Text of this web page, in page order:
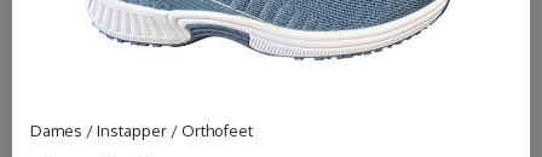
Instapper
Dames / Instapper / Orthofeet